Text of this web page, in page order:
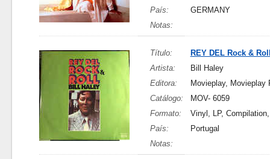
País:
GERMANY
Notas:
Título:
REY DEL Rock &
Artista:
Bill Haley
Editora:
Movieplay, Movieplay
Catálogo:
MOV- 6059
Formato:
Vinyl, LP,
País:
Portugal
Notas: